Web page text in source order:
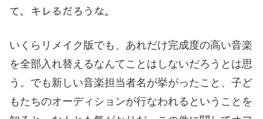
て、キレるだろうな。
いくらリメイク版でも、あれだけ完成度の高い音楽
を全部入れ替えるなんてことはしないだろうとは思
う。でも新しい音楽担当者名が挙がったこと、子ど
もたちのオーディションが行なわれるということを